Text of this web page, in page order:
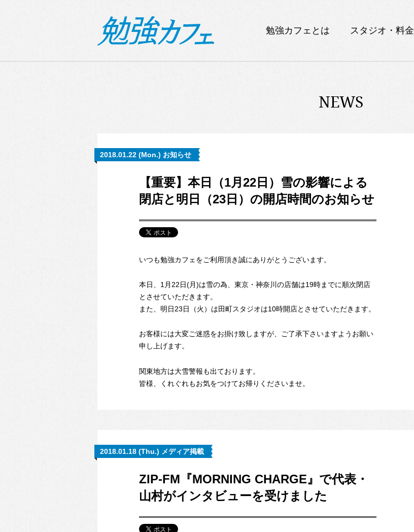
勉強カフェとは スタジオ・料金
NEWS
2018.01.22 (Mon.) お知らせ
【重要】本日（1月22日）雪の影響による
閉店と明日（23日）の開店時間のお知らせ
いつも勉強カフェをご利用頂き誠にありがとうございます。
本日、1月22日(月)は雪の為、東京・神奈川の店舗は19時までに順次閉店
とさせていただきます。
また、明日23日（火）は田町スタジオは10時開店とさせていただきます。
お客様には大変ご迷惑をお掛け致しますが、ご了承下さいますようお願い
申し上げます。
関東地方は大雪警報も出ております。
皆様、くれぐれもお気をつけてお帰りくださいませ。
2018.01.18 (Thu.) メディア掲載
ZIP-FM『MORNING CHARGE』で代表・
山村がインタビューを受けました